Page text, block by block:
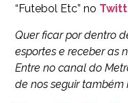
“Futebol Etc” no
Quer ficar por dentro
esportes e receber as
Entre no canal do
de nos seguir também